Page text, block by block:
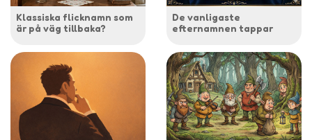
Klassiska flicknamn som
är på väg tillbaka?
De vanligaste
efternamnen tappar